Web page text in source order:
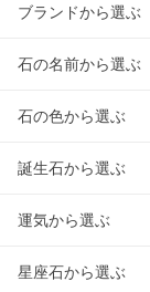
ブランドから選ぶ
石の名前から選ぶ
石の色から選ぶ
誕生石から選ぶ
運気から選ぶ
星座石から選ぶ